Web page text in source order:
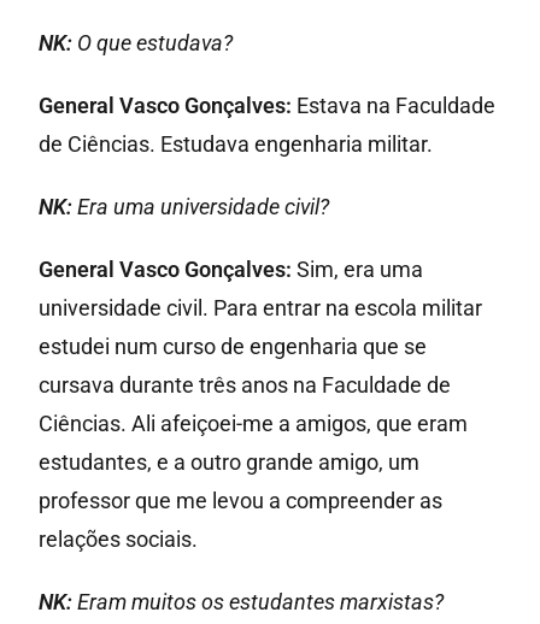
NK: O que estudava?
General Vasco Gonçalves: Estava na Faculdade
de Ciências. Estudava engenharia militar.
NK:Era uma universidade civil?
General Vasco Gonçalves: Sim, era uma
universidade civil. Para entrar na escola militar
estudei num curso de engenharia que se
cursava durante três anos na Faculdade de
Ciências. Ali afeiçoei-me a amigos, que eram
estudantes, e a outro grande amigo, um
professor que me levou a compreender as
relações sociais.
NK:Eram muitos os estudantes marxistas?